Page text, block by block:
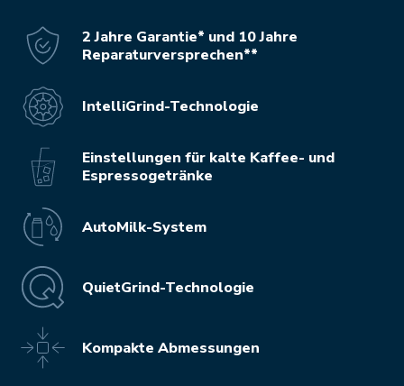
2 Jahre Garantie* und 10 Jahre
Reparaturversprechen**
IntelliGrind-Technologie
Einstellungen für kalte Kaffee- und
Espressogetränke
AutoMilk-System
QuietGrind-Technologie
Kompakte Abmessungen